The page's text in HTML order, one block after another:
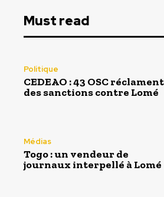
Must read
Politique
CEDEAO : 43 OSC réclament
des sanctions contre Lomé
Médias
Togo : un vendeur de
journaux interpellé à Lomé